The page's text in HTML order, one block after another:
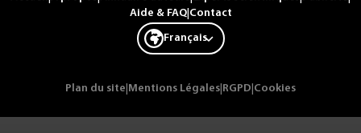
Aide & FAQ| Contact
Français
Plan du site Mentions Légales RGPD Cookies